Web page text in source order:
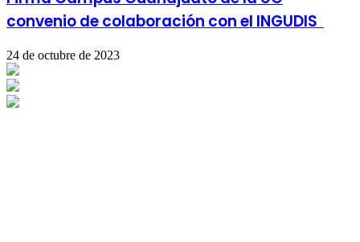
convenio de colaboración con el INGUDIS
24 de octubre de 2023